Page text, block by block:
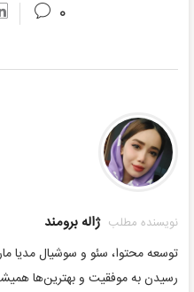
۰
نویسنده مطلب ژاله برومند
توسعه محتوا، سئو و سوشیال مدیا
رسیدن به موفقیت و بهترین‌ها